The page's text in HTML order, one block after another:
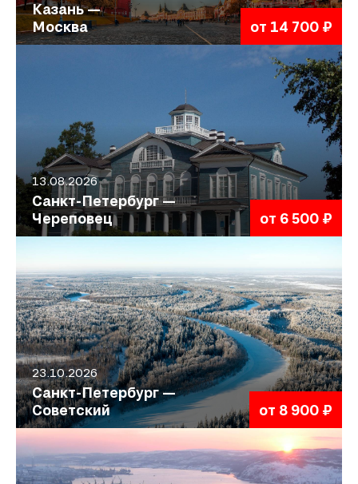
Казань —
Москва
от 14 700 ₽
13.08.2026
Санкт-Петербург —
Череповец
от 6 500 ₽
23.10.2026
Санкт-Петербург —
Советский
от 8 900 ₽